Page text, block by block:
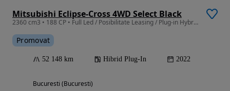
Mitsubishi Eclipse-Cross 4WD Select Black
2360 cm3 • 188 CP • Full Led / Posibilitate Leasing / Plug-in Hybrid
Promovat
52 148 km Hibrid Plug-In 2022
Bucuresti (Bucuresti)